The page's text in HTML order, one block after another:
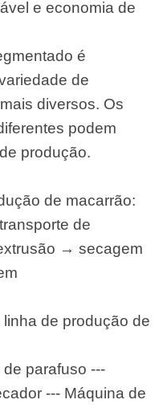
e economia de
é
de
diversos. Os
podem
produção.
de macarrão:
de
→ secagem
de produção de
parafuso ---
--- Máquina de